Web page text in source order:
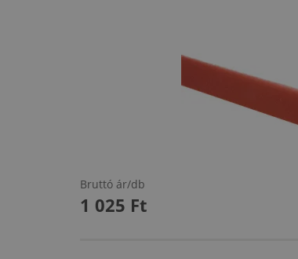
Bruttó ár/db
1 025 Ft